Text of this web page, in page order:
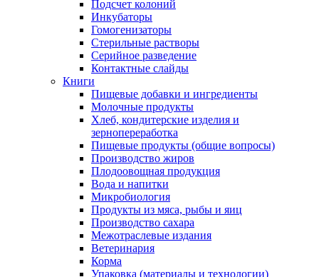
Подсчет колоний
Инкубаторы
Гомогенизаторы
Стерильные растворы
Серийное разведение
Контактные слайды
Книги
Пищевые добавки и ингредиенты
Молочные продукты
Хлеб, кондитерские изделия и
зернопереработка
Пищевые продукты (общие вопросы)
Производство жиров
Плодоовощная продукция
Вода и напитки
Микробиология
Продукты из мяса, рыбы и яиц
Производство сахара
Межотраслевые издания
Ветеринария
Корма
Упаковка (материалы и технологии)